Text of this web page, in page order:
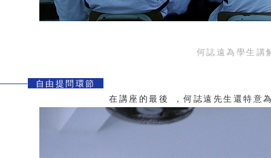
何誌遠為學生講
自由提問環節
在講座的最後，何誌遠先生還特意